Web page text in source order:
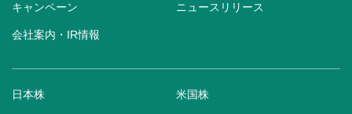
キャンペーン ニュースリリース
会社案内・IR情報
日本株 米国株